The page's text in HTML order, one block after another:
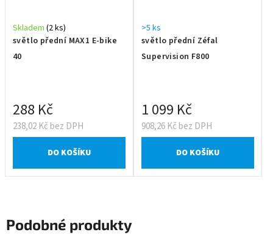
světlo přední MAX1 E-bike
40
Skladem (2 ks)
238,02 Kč bez DPH
288 Kč
DO KOŠÍKU
světlo přední Zéfal
Supervision F800
>5 ks
908,26 Kč bez DPH
1 099 Kč
DO KOŠÍKU
Podobné produkty